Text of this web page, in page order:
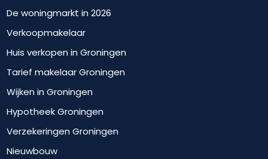
De woningmarkt in 2026
Verkoopmakelaar
Huis verkopen in Groningen
Tarief makelaar Groningen
Wijken in Groningen
Hypotheek Groningen
Verzekeringen Groningen
Nieuwbouw